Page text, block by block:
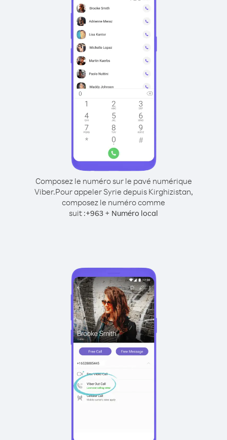
Composez le numéro sur le pavé numérique
Viber.Pour appeler Syrie depuis Kirghizistan,
composez le numéro comme
suit :+963 + Numéro local